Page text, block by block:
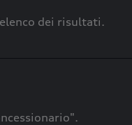
dei risultati.